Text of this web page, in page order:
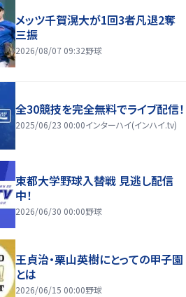
メッツ千賀滉大が1回3者凡退2奪
三振
2026/08/07 09:32野球
全30競技を完全無料でライブ配信！
2025/06/23 00:00インターハイ(インハイ.tv)
東都大学野球入替戦 見逃し配信
中！
2026/06/30 00:00野球
王貞治・栗山英樹にとっての甲子園
とは
2026/06/15 00:00野球